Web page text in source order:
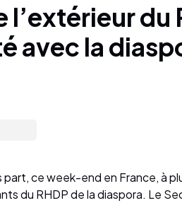
du
avec la
ce week-end en France, à
du RHDP de la diaspora. Le